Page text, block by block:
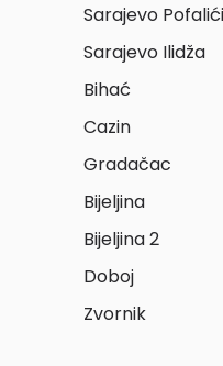
Sarajevo Pofalići
Sarajevo Ilidža
Bihać
Cazin
Gradačac
Bijeljina
Bijeljina 2
Doboj
Zvornik